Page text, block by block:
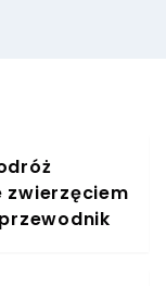
zwierzęciem